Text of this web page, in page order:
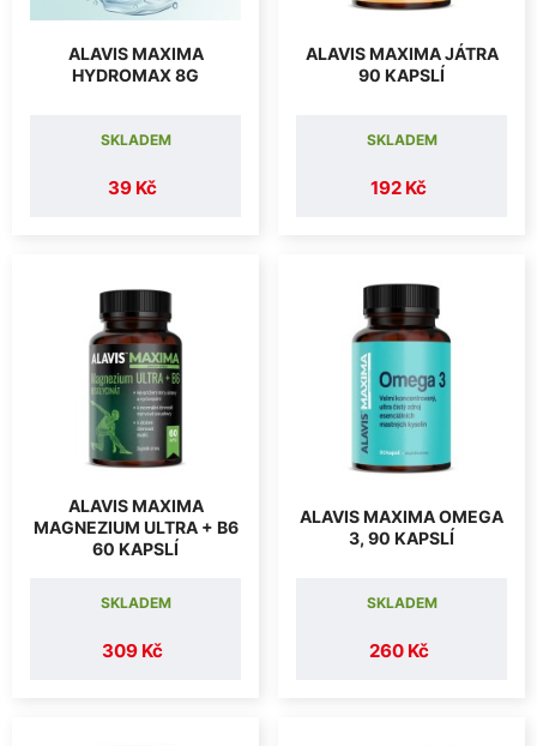
ALAVIS MAXIMA
HYDROMAX 8G
39 Kč
SKLADEM
ALAVIS MAXIMA JÁTRA
90 KAPSLÍ
192 Kč
SKLADEM
ALAVIS MAXIMA
MAGNEZIUM ULTRA + B6
60 KAPSLÍ
309 Kč
SKLADEM
ALAVIS MAXIMA OMEGA
3, 90 KAPSLÍ
260 Kč
SKLADEM